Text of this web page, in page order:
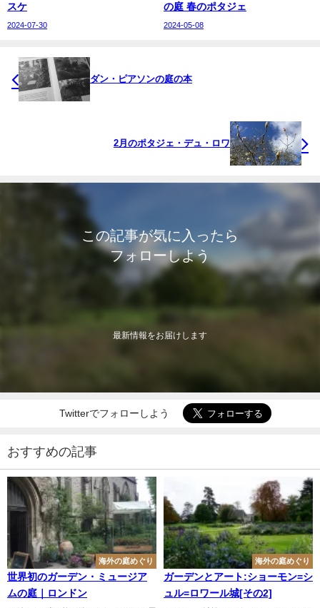
スケ
2024-07-30
の庭 春のポタジェ
2024-05-08
ダン・ピアソンの庭の本
2月のポタジェ・デュ・ロワ
この記事が気に入ったら
フォローしよう
最新情報をお届けします
Twitterでフォローしよう
おすすめの記事
海外の庭めぐり
世界初のガーデン・ミュージア
ムの庭｜ロンドン
海外の庭めぐり
ガーデンとアート:ショーモン=シ
ュル=ロワール城[その2]